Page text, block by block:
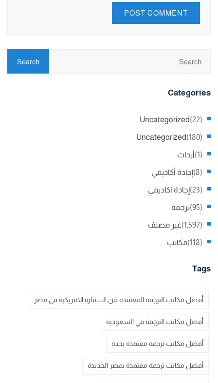
Categories
Uncategorized (22)
Uncategorized (180)
أبحاث (1)
إجادة أكاديمي (8)
إجادة اكاديمي (23)
ترجمة (95)
غير مصنف (1,597)
مكاتب (118)
Tags
أفضل مكاتب الترجمة المعتمدة من السفارة الامريكية في مصر
أفضل مكاتب الترجمة في السعودية
أفضل مكاتب ترجمة معتمدة بجدة
أفضل مكاتب ترجمة معتمدة بمصر الجديدة